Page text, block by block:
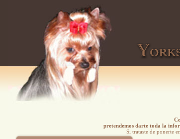
pretendemos darte toda la
Si trataste de ponerte